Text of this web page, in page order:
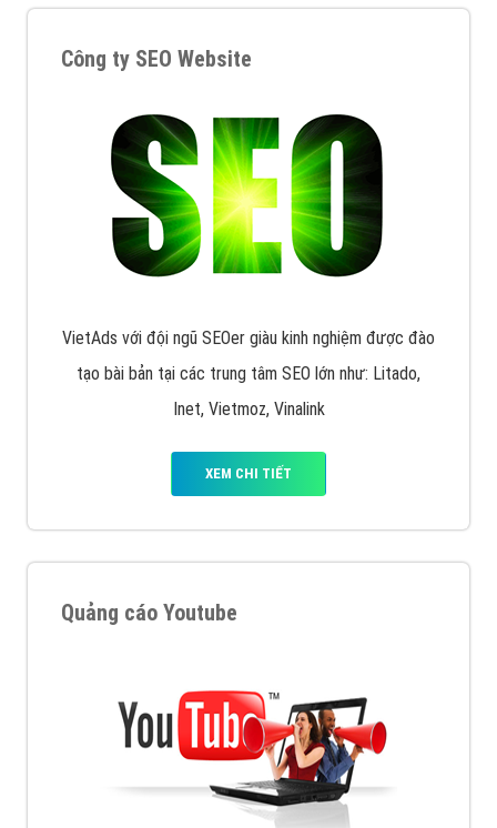
Công ty SEO Website
VietAds với đội ngũ SEOer giàu kinh nghiệm được đào
tạo bài bản tại các trung tâm SEO lớn như: Litado,
Inet, Vietmoz, Vinalink
XEM CHI TIẾT
Quảng cáo Youtube